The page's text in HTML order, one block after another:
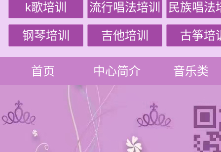
k歌培训 流行唱法培训 民族唱法
钢琴培训 吉他培训 古筝培
首页 中心简介 音乐类